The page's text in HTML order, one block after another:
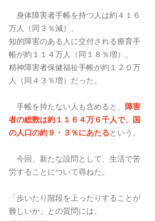
身体障害者手帳を持つ人は約４１６
万人（同３％減）、
知的障害のある人に交付される療育手
帳が約１１４万人（同１８％増）、
精神障害者保健福祉手帳が約１２０万
人（同４３％増）だった。
手帳を持たない人も含めると、 障害
者の総数は約１１６４万６千人で、国
の人口の約９・３％にあたる という。
今回、新たな設問として、生活で苦
労することについて尋ねた。
「歩いたり階段を上ったりすることが
難しいか」との質問には、